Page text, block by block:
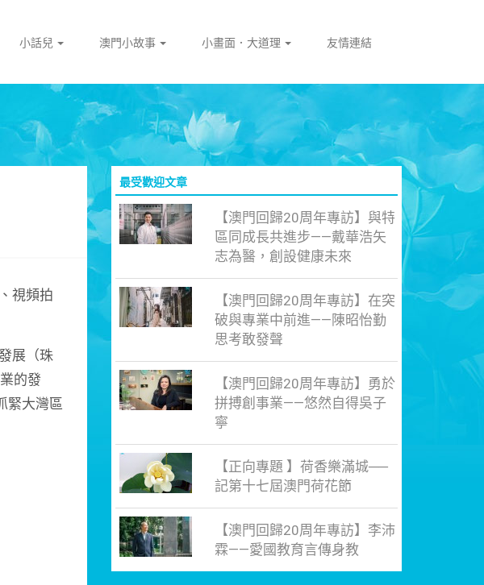
小話兒 澳門小故事 小畫面．大道理 友情連結
視頻拍
展（珠
的發
緊大灣區
最受歡迎文章
【澳門回歸20周年專訪】與特
區同成長共進步——戴華浩矢
志為醫，創設健康未來
【澳門回歸20周年專訪】在突
破與專業中前進——陳昭怡勤
思考敢發聲
【澳門回歸20周年專訪】勇於
拼搏創事業——悠然自得吳子
寧
【正向專題 】荷香樂滿城──
記第十七屆澳門荷花節
【澳門回歸20周年專訪】李沛
霖——愛國教育言傳身教